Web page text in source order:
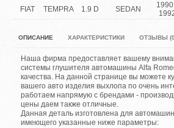
FIAT TEMPRA 1.9 D SEDAN
ОПИСАНИЕ ХАРАКТЕРИСТИКИ ОТЗЫВЫ
Наша фирма предоставляет вашему
системы глушителя автомашины Alfa
качества. На данной странице вы можете
вашего авто изделия выхлопа по очень
работаем напрямую с брендами -
цены даем также отличные.
Данная деталь изготовлена для
имеющего указанные ниже параметры: